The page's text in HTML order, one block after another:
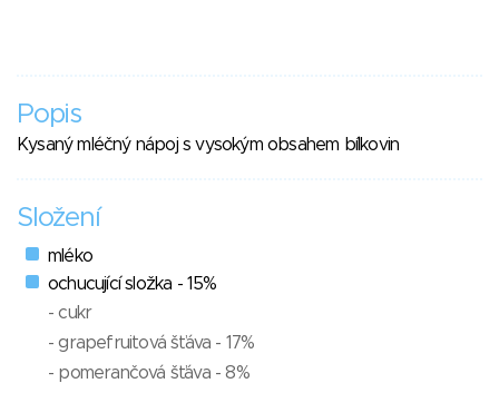
Popis
Kysaný mléčný nápoj s vysokým obsahem bílkovin
Složení
mléko
ochucující složka - 15%
- cukr
- grapefruitová šťáva - 17%
- pomerančová šťáva - 8%